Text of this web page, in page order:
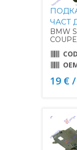
ЧАСТ
BMW
19 €